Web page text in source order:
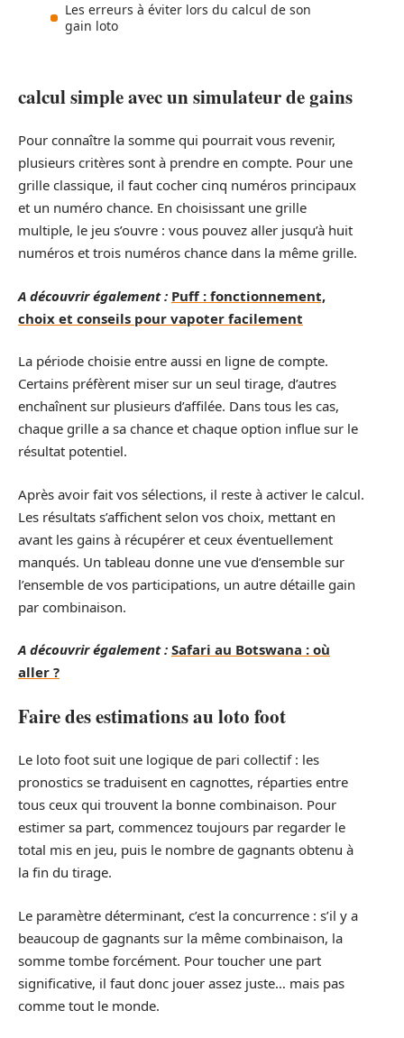
Les erreurs à éviter lors du calcul de son
gain loto
calcul simple avec un simulateur de gains
Pour connaître la somme qui pourrait vous revenir,
plusieurs critères sont à prendre en compte. Pour une
grille classique, il faut cocher cinq numéros principaux
et un numéro chance. En choisissant une grille
multiple, le jeu s’ouvre : vous pouvez aller jusqu’à huit
numéros et trois numéros chance dans la même grille.
A découvrir également : Puff : fonctionnement,
choix et conseils pour vapoter facilement
La période choisie entre aussi en ligne de compte.
Certains préfèrent miser sur un seul tirage, d’autres
enchaînent sur plusieurs d’affilée. Dans tous les cas,
chaque grille a sa chance et chaque option influe sur le
résultat potentiel.
Après avoir fait vos sélections, il reste à activer le calcul.
Les résultats s’affichent selon vos choix, mettant en
avant les gains à récupérer et ceux éventuellement
manqués. Un tableau donne une vue d’ensemble sur
l’ensemble de vos participations, un autre détaille gain
par combinaison.
A découvrir également : Safari au Botswana : où
aller ?
Faire des estimations au loto foot
Le loto foot suit une logique de pari collectif : les
pronostics se traduisent en cagnottes, réparties entre
tous ceux qui trouvent la bonne combinaison. Pour
estimer sa part, commencez toujours par regarder le
total mis en jeu, puis le nombre de gagnants obtenu à
la fin du tirage.
Le paramètre déterminant, c’est la concurrence : s’il y a
beaucoup de gagnants sur la même combinaison, la
somme tombe forcément. Pour toucher une part
significative, il faut donc jouer assez juste… mais pas
comme tout le monde.